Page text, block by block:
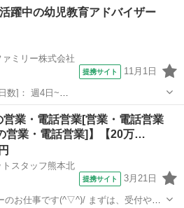
どから選べます [勤務地・...
躍中の幼児教育アドバイザー
ミリー株式会社
提携サイト 11月1日
[勤務地・最寄
ア選択可 ワールド・ファ...
営業・電話営業[営業・電話営業
営業・電話営業]】【20万…
スタッフ熊本北
提携サイト 3月21日
す(^▽^)/ まずは、受付やプ